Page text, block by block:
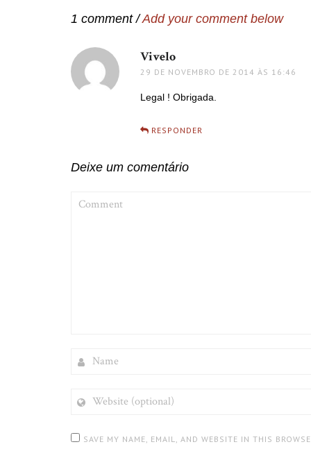
1 comment /Add your comment below
Vivelo
29 DE NOVEMBRO DE 2014 ÀS 16:46
Legal ! Obrigada.
RESPONDER
Deixe um comentário
(OPTIONAL)
SAVE MY NAME, EMAIL, AND WEBSITE IN THIS